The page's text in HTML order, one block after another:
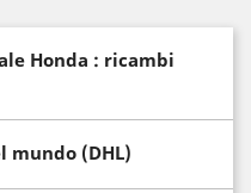
Honda : ricambi
mundo (DHL)